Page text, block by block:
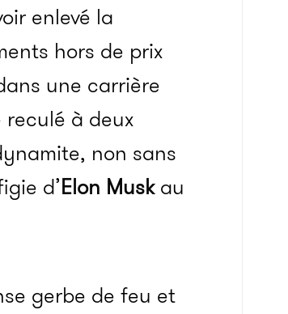
enlevé la
hors de prix
une carrière
à deux
non sans
d’Elon Muskau
gerbe de feu et